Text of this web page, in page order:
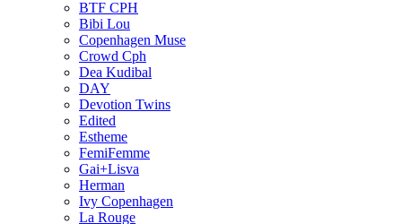
BTF CPH
Bibi Lou
Copenhagen Muse
Crowd Cph
Dea Kudibal
DAY
Devotion Twins
Edited
Estheme
FemiFemme
Gai+Lisva
Herman
Ivy Copenhagen
La Rouge